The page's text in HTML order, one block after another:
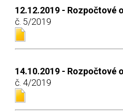
12.12.2019 - Rozpočtové
č. 5/2019
14.10.2019 - Rozpočtové
č. 4/2019